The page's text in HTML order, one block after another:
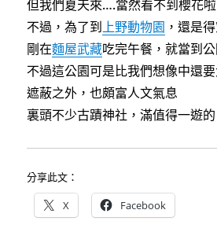
但我們夏天來….當然看不到櫻花啦
不過，為了到 上野動物園 ，還是
剛在麵屋武藏吃完午餐，就當到
不過這公園可是比我們想像中還
遮蔽之外，也頗富人文氣息
裏頭不少古蹟神社，滿值得一遊的
分享此文：
X Facebook